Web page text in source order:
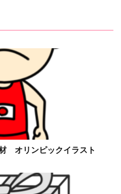
オリンピックイラスト